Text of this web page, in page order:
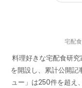
宅配
料理好きな宅配食研
を開設し、累計公開
ュー」は250件を超え